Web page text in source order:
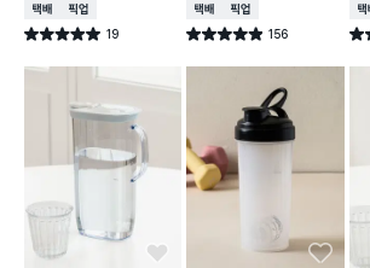
택배배송매장픽업
별점 5.0점 19
건 작성
택배배송매장픽업
별점 4.9점 156
건 작성
택
별